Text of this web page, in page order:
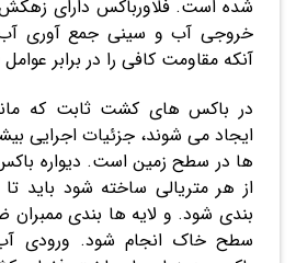
شده است. فلاورباکس دارای
خروجی آب و سینی جمع آوری
آنکه مقاومت کافی را در برابر
در باکس های کشت ثابت که
ایجاد می شوند، جزئیات اجرایی
ها در سطح زمین است. دیواره
از هر متریالی ساخته شود باید
بندی شود. و لایه ها بندی ممبران
سطح خاک انجام شود. ورودی